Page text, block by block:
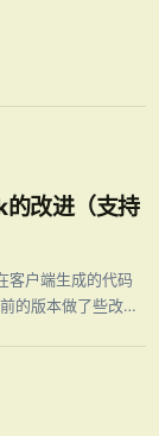
改进（支持
客户端生成的代码
的版本做了些改